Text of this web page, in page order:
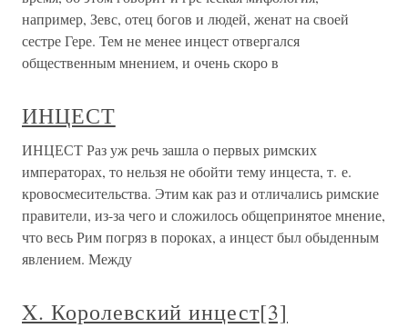
например, Зевс, отец богов и людей, женат на своей
сестре Гере. Тем не менее инцест отвергался
общественным мнением, и очень скоро в
ИНЦЕСТ
ИНЦЕСТ Раз уж речь зашла о первых римских
императорах, то нельзя не обойти тему инцеста, т. е.
кровосмесительства. Этим как раз и отличались римские
правители, из-за чего и сложилось общепринятое мнение,
что весь Рим погряз в пороках, а инцест был обыденным
явлением. Между
X. Королевский инцест[3]